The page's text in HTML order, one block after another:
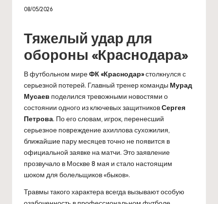
08/05/2026
Тяжелый удар для
обороны «Краснодара»
В футбольном миреФК «Краснодар»столкнулся с
серьезной потерей. Главный тренер команды Мурад
Мусаев поделился тревожными новостями о
состоянии одного из ключевых защитниковСергея
Петрова. По его словам, игрок, перенесший
серьезное повреждение ахиллова сухожилия,
ближайшие пару месяцев точно не появится в
официальной заявке на матчи. Это заявление
прозвучало в Москве 8 мая и стало настоящим
шоком для болельщиков «быков».
Травмы такого характера всегда вызывают особую